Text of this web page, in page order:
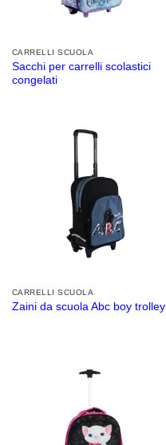
CARRELLI SCUOLA
Sacchi per carrelli scolastici
congelati
CARRELLI SCUOLA
Zaini da scuola Abc boy trolley